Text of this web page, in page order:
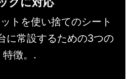
トを使い捨てのシート
に常設するための3つの
特徴。.